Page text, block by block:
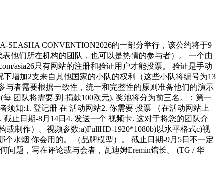
SEASHA CONVENTION2026的一部分举行，该公约将于9
他们所在机构的团队，也可以是热情的参与者）。 一个由
asia26只有网站的注册和验证用户才能投票。 验证是手动
增加2支来自其他国家的小队的权利（这些小队将编号为13
与者需要根据一致性，统一和完整性的原则准备他们的演示
团队将需要 到 捐款100欧元). 奖池将分为前三名。：第一
须知:1. 登记册 在 活动网站2. 你需要 投票 （在活动网站上
截止日期-8月14日4. 发送一个 视频卡. 这对于将您的团队介
制作）。视频参数:a)FullHD-1920*1080b)以水平格式c)视
水烟 你会用的。 （品牌模型）。 截止日期-9月5日不一定
问题，写在评论或与会者，瓦迪姆Eremin馆长。 (TG / 华